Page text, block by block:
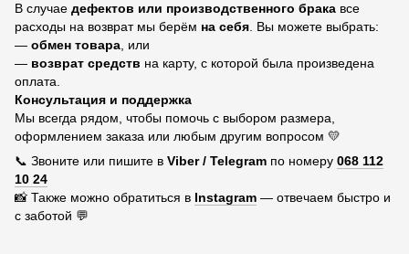
В случае дефектов или производственного брака все
расходы на возврат мы берём на себя . Вы можете выбрать:
— обмен товара , или
— возврат средств на карту, с которой была произведена
оплата.
Консультация и поддержка
Мы всегда рядом, чтобы помочь с выбором размера,
оформлением заказа или любым другим вопросом 💛
📞 Звоните или пишите в Viber / Telegram по номеру 068 112
10 24
📸 Также можно обратиться в Instagram — отвечаем быстро и
с заботой 💬